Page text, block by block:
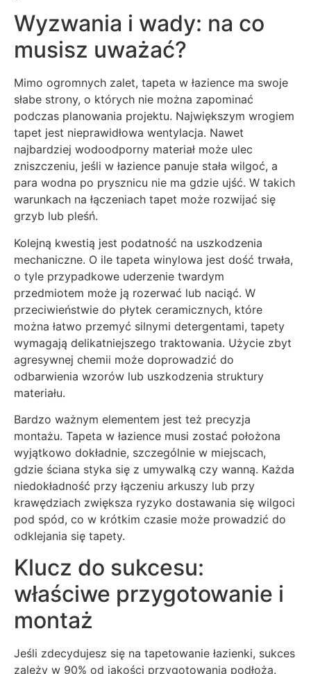
Wyzwania i wady: na co
musisz uważać?
Mimo ogromnych zalet, tapeta w łazience ma swoje
słabe strony, o których nie można zapominać
podczas planowania projektu. Największym wrogiem
tapet jest nieprawidłowa wentylacja. Nawet
najbardziej wodoodporny materiał może ulec
zniszczeniu, jeśli w łazience panuje stała wilgoć, a
para wodna po prysznicu nie ma gdzie ujść. W takich
warunkach na łączeniach tapet może rozwijać się
grzyb lub pleśń.
Kolejną kwestią jest podatność na uszkodzenia
mechaniczne. O ile tapeta winylowa jest dość trwała,
o tyle przypadkowe uderzenie twardym
przedmiotem może ją rozerwać lub naciąć. W
przeciwieństwie do płytek ceramicznych, które
można łatwo przemyć silnymi detergentami, tapety
wymagają delikatniejszego traktowania. Użycie zbyt
agresywnej chemii może doprowadzić do
odbarwienia wzorów lub uszkodzenia struktury
materiału.
Bardzo ważnym elementem jest też precyzja
montażu. Tapeta w łazience musi zostać położona
wyjątkowo dokładnie, szczególnie w miejscach,
gdzie ściana styka się z umywalką czy wanną. Każda
niedokładność przy łączeniu arkuszy lub przy
krawędziach zwiększa ryzyko dostawania się wilgoci
pod spód, co w krótkim czasie może prowadzić do
odklejania się tapety.
Klucz do sukcesu:
właściwe przygotowanie i
montaż
Jeśli zdecydujesz się na tapetowanie łazienki, sukces
zależy w 90% od jakości przygotowania podłoża.